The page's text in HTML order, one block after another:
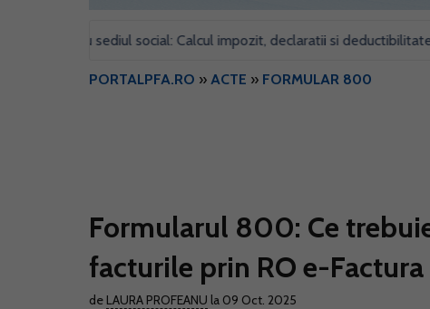
pentru sediul social: Calcul impozit, declaratii si deductibilitate •
PORTALPFA.RO » ACTE » FORMULAR 800
Formularul 800: Ce
facturile prin RO e-Factura
de LAURA PROFEANU la 09 Oct. 2025